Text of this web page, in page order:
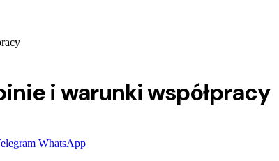
i warunki współpracy
WhatsApp